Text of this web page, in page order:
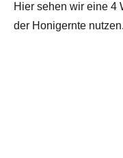
Hier sehen wir eine 4
der Honigernte nutzen.